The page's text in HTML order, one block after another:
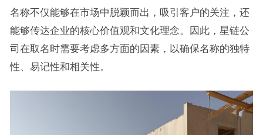
名称不仅能够在市场中脱颖而出，吸引客户的关注，还
能够传达企业的核心价值观和文化理念。因此，星链公
司在取名时需要考虑多方面的因素，以确保名称的独特
性、易记性和相关性。